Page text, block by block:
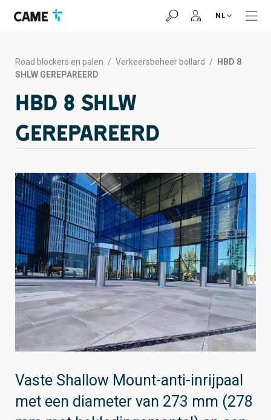
naar
naar
naar
NL
Road blockers en palen / Verkeersbeheer bollard /
HBD 8
SHLW GEREPAREERD
HBD 8 SHLW
GEREPAREERD
Vaste Shallow Mount-anti-inrijpaal
met een diameter van 273 mm (278